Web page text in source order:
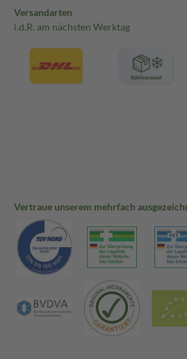
Versandarten
i.d.R. am nächsten Werktag
Vertraue unserem mehrfach